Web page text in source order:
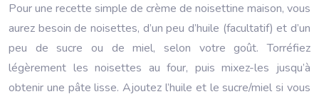
Pour une recette simple de crème de noisettine maison, vous
aurez besoin de noisettes, d’un peu d’huile (facultatif) et d’un
peu de sucre ou de miel, selon votre goût. Torréfiez
légèrement les noisettes au four, puis mixez-les jusqu’à
obtenir une pâte lisse. Ajoutez l’huile et le sucre/miel si vous